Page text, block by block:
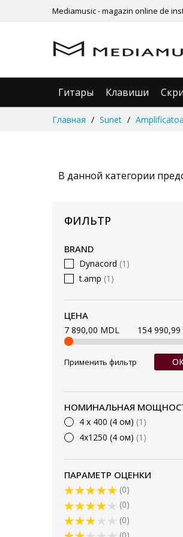
Mediamusic - magazin online de
Гитары Клавиши
Главная Sunet
В данной категории
ФИЛЬТР
BRAND
Dynacord 1
t.amp 1
ЦЕНА
7 890,00 MDL 154
Применить фильтр
НОМИНАЛЬНАЯ
4 х 400 (4 ом) 1
4х1250 (4 ом) 1
ПАРАМЕТР ОЦЕНКИ
0
0
0